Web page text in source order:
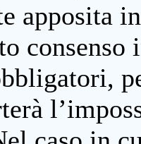
apposita